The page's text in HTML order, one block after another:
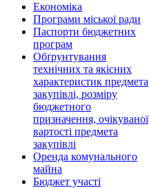
Економіка
Програми міської ради
Паспорти бюджетних
програм
Обґрунтування
технічних та якісних
характеристик предмета
закупівлі, розміру
бюджетного
призначення, очікуваної
вартості предмета
закупівлі
Оренда комунального
майна
Бюджет участі